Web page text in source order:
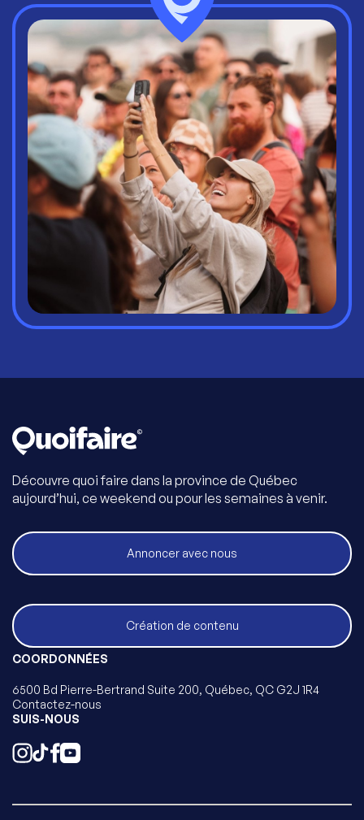
Découvre quoi faire dans la province de Québec
aujourd’hui, ce weekend ou pour les semaines à venir.
Annoncer avec nous
Création de contenu
COORDONNÉES
6500 Bd Pierre-Bertrand Suite 200, Québec, QC G2J 1R4
Contactez-nous
SUIS-NOUS